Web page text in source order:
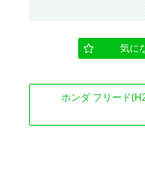
気に
ホンダ フリード